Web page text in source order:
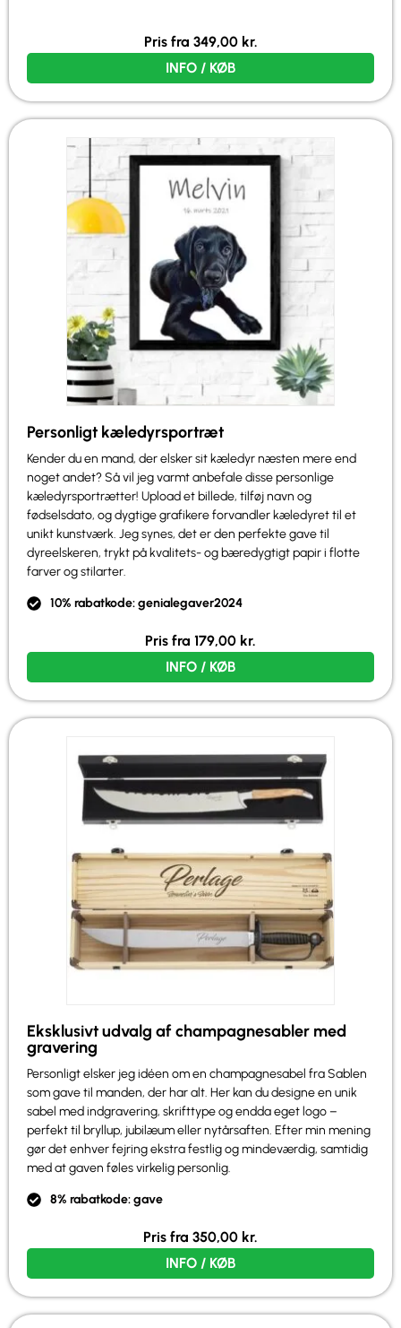
Pris fra 349,00 kr.
INFO / KØB
Personligt kæledyrsportræt
Kender du en mand, der elsker sit kæledyr næsten mere end
noget andet? Så vil jeg varmt anbefale disse personlige
kæledyrsportrætter! Upload et billede, tilføj navn og
fødselsdato, og dygtige grafikere forvandler kæledyret til et
unikt kunstværk. Jeg synes, det er den perfekte gave til
dyreelskeren, trykt på kvalitets- og bæredygtigt papir i flotte
farver og stilarter.
10% rabatkode: genialegaver2024
Pris fra 179,00 kr.
INFO / KØB
Eksklusivt udvalg af champagnesabler med
gravering
Personligt elsker jeg idéen om en champagnesabel fra Sablen
som gave til manden, der har alt. Her kan du designe en unik
sabel med indgravering, skrifttype og endda eget logo –
perfekt til bryllup, jubilæum eller nytårsaften. Efter min mening
gør det enhver fejring ekstra festlig og mindeværdig, samtidig
med at gaven føles virkelig personlig.
8% rabatkode: gave
Pris fra 350,00 kr.
INFO / KØB